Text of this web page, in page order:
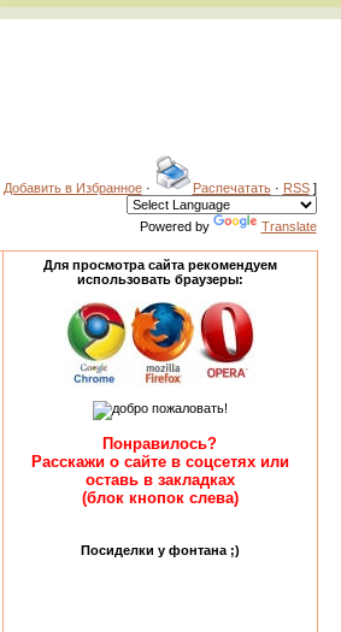
Добавить в Избранное· Распечатать· RSS]
Powered by Translate
Для просмотра сайта рекомендуем
использовать браузеры:
Понравилось?
Расскажи о сайте в соцсетях или
оставь в закладках
(блок кнопок слева)
Посиделки у фонтана ;)